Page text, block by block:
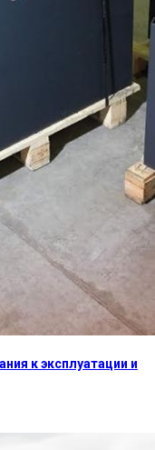
к эксплуатации и